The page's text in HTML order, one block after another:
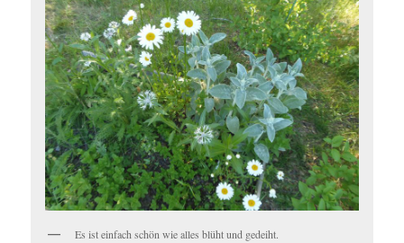
Es ist einfach schön wie alles blüht und gedeiht.